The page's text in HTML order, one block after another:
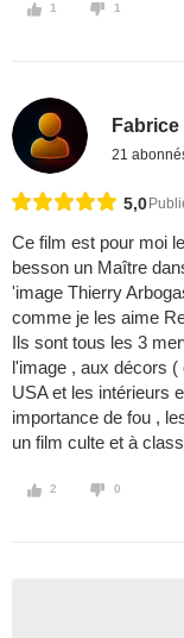
1 1
21
5,0
Ce film est pour moi
besson un Maître
'image Thierry
comme je les aime
Ils sont tous les 3
l'image , aux décors
USA et les intérieurs
importance de fou ,
un film culte et à
2 0